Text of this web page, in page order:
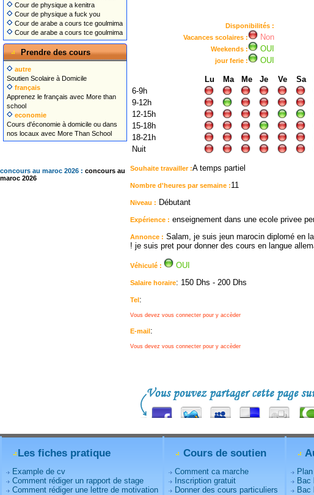
Cour de physique a kenitra
Cour de physique a fuck you
Cour de arabe a cours tce goulmima
Cour de arabe a cours tce goulmima
Prendre des cours
autre
Soutien Scolaire à Domicile
français
Apprenez le français avec More than
school
economie
Cours d'économie à domicile ou dans
nos locaux avec More Than School
concours au maroc 2026 : concours au
maroc 2026
Disponibilités :
Vacances scolaires :
Non
Weekends : OUI
jour ferie : OUI
Lu Ma Me Je Ve Sa
6-9h
9-12h
12-15h
15-18h
18-21h
Nuit
Souhaite travailler :A temps partiel
Nombre d'heures par semaine :11
Niveau : Débutant
Expérience : enseignement dans une ecole privee
Annonce : Salam, je suis jeun marocin diplomé en
! je suis pret pour donner des cours en langue
Véhiculé : OUI
Salaire horaire: 150 Dhs - 200 Dhs
Tel:
Vous devez vous connecter pour y accèder
E-mail:
Vous devez vous connecter pour y accèder
Les fiches pratique
Example de cv
Comment rédiger un rapport de stage
Comment rédiger une lettre de motivation
Cours de soutien
Comment ca marche
Inscription gratuit
Donner des cours particuliers
Bac
Bac